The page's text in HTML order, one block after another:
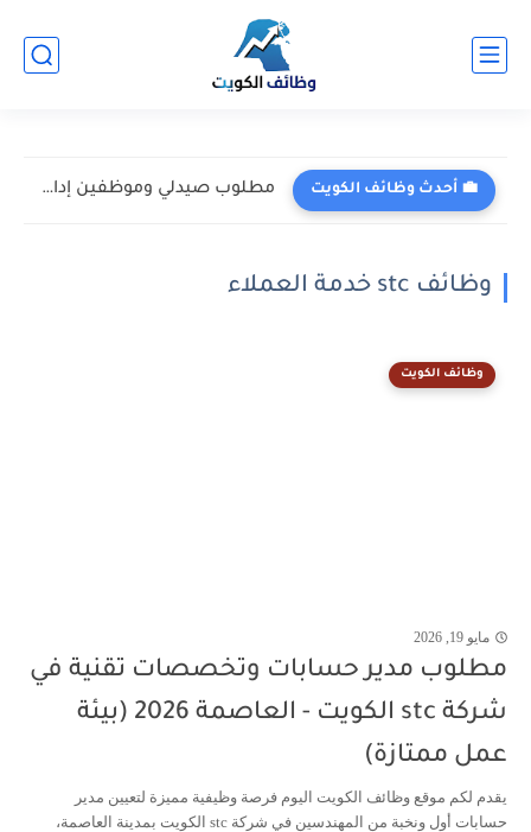
💼 أحدث وظائف الكويت مطلوب صيدلي وموظفين إداريين في مستشفى السيف - السالمية 2026...
وظائف stc خدمة العملاء
وظائف الكويت
مايو 19, 2026
مطلوب مدير حسابات وتخصصات تقنية في
شركة stc الكويت - العاصمة 2026 (بيئة
عمل ممتازة)
يقدم لكم موقع وظائف الكويت اليوم فرصة وظيفية مميزة لتعيين مدير
حسابات أول ونخبة من المهندسين في شركة stc الكويت بمدينة العاصمة،